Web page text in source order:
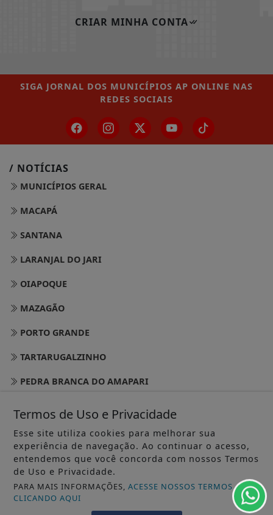
CRIAR MINHA CONTA
SIGA JORNAL DOS MUNICÍPIOS AP ONLINE NAS
REDES SOCIAIS
/ NOTÍCIAS
MUNICÍPIOS GERAL
MACAPÁ
SANTANA
LARANJAL DO JARI
OIAPOQUE
MAZAGÃO
PORTO GRANDE
TARTARUGALZINHO
PEDRA BRANCA DO AMAPARI
CALÇOENE
AMAPÁ
CUTIAS
Termos de Uso e Privacidade
Esse site utiliza cookies para melhorar sua
experiência de navegação. Ao continuar o acesso,
entendemos que você concorda com nossos Termos
de Uso e Privacidade.
PARA MAIS INFORMAÇÕES,ACESSE NOSSOS TERMOS
CLICANDO AQUI